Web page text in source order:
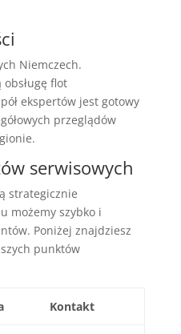
Niemczech.
flot
ekspertów jest gotowy
przeglądów
serwisowych
strategicznie
możemy szybko i
Poniżej znajdziesz
punktów
Kontakt